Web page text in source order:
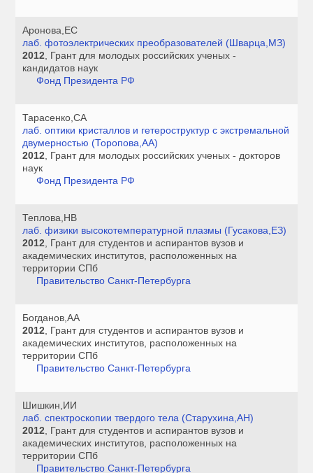
Аронова,ЕС
лаб. фотоэлектрических преобразователей (Шварца,МЗ)
2012 , Грант для молодых российских ученых -
кандидатов наук
Фонд Президента РФ
Тарасенко,СА
лаб. оптики кристаллов и гетероструктур с экстремальной
двумерностью (Торопова,АА)
2012 , Грант для молодых российских ученых - докторов
наук
Фонд Президента РФ
Теплова,НВ
лаб. физики высокотемпературной плазмы (Гусакова,ЕЗ)
2012 , Грант для студентов и аспирантов вузов и
академических институтов, расположенных на
территории СПб
Правительство Санкт-Петербурга
Богданов,АА
2012 , Грант для студентов и аспирантов вузов и
академических институтов, расположенных на
территории СПб
Правительство Санкт-Петербурга
Шишкин,ИИ
лаб. спектроскопии твердого тела (Старухина,АН)
2012 , Грант для студентов и аспирантов вузов и
академических институтов, расположенных на
территории СПб
Правительство Санкт-Петербурга